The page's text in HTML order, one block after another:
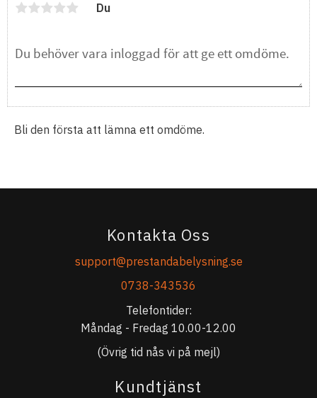
Du
Bli den första att lämna ett omdöme.
Kontakta Oss
support@prestandabelysning.se
0738-343536
Telefontider:
Måndag - Fredag 10.00-12.00
(Övrig tid nås vi på mejl)
Kundtjänst